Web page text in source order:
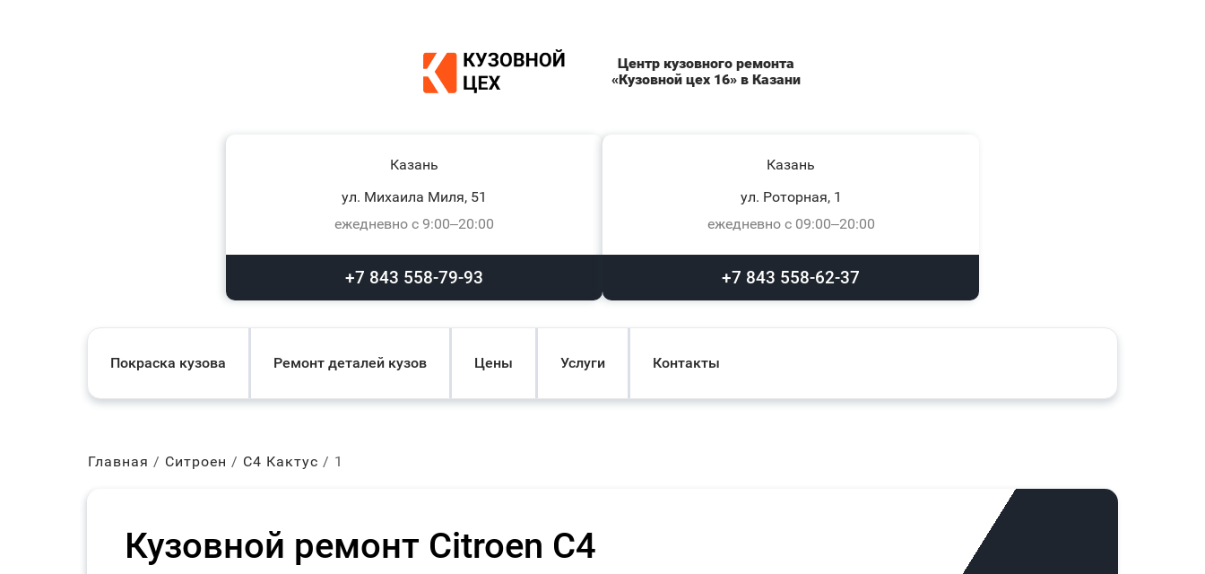
Центр кузовного ремонта
«Кузовной цех 16» в Казани
Казань
ул. Михаила Миля, 51
ежедневно с 9:00–20:00
+7 843 558-79-93
Казань
ул. Роторная, 1
ежедневно с 09:00–20:00
+7 843 558-62-37
Покраска кузова Ремонт деталей кузов Цены Услуги Контакты
Главная Ситроен С4 Кактус 1
Кузовной ремонт Citroen C4